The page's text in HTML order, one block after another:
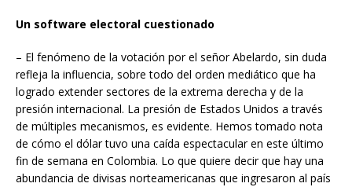
Un software electoral cuestionado
– El fenómeno de la votación por el señor Abelardo, sin duda
refleja la influencia, sobre todo del orden mediático que ha
logrado extender sectores de la extrema derecha y de la
presión internacional. La presión de Estados Unidos a través
de múltiples mecanismos, es evidente. Hemos tomado nota
de cómo el dólar tuvo una caída espectacular en este último
fin de semana en Colombia. Lo que quiere decir que hay una
abundancia de divisas norteamericanas que ingresaron al país